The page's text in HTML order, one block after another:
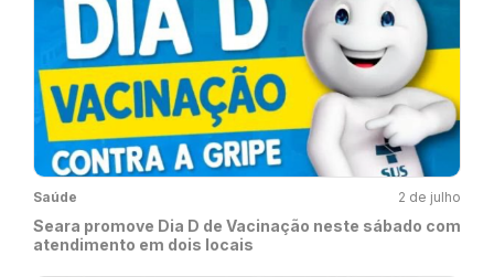
Saúde 2 de julho
Seara promove Dia D de Vacinação neste sábado com
atendimento em dois locais